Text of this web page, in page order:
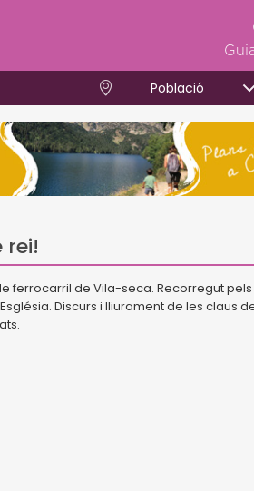
Població
rei!
ferrocarril de Vila-seca. Recorregut
Discurs i lliurament de les claus